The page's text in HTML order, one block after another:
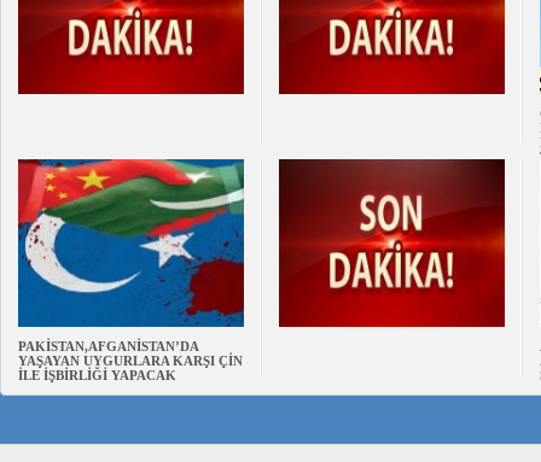
PAKİSTAN,AFGANİSTAN’DA
YAŞAYAN UYGURLARA KARŞI ÇİN
İLE İŞBİRLİĞİ YAPACAK